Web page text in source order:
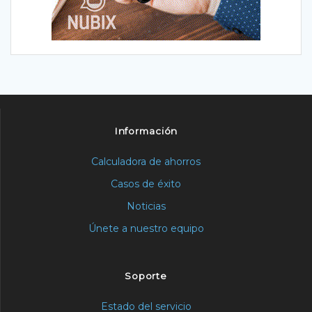
Información
Calculadora de ahorros
Casos de éxito
Noticias
Únete a nuestro equipo
Soporte
Estado del servicio